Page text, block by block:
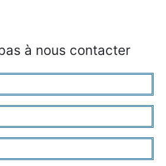
à nous contacter